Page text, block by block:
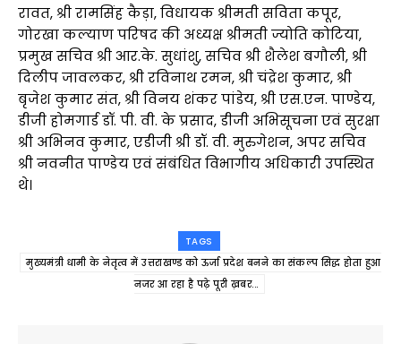
रावत, श्री रामसिंह कैड़ा, विधायक श्रीमती सविता कपूर,
गोरखा कल्याण परिषद की अध्यक्ष श्रीमती ज्योति कोटिया,
प्रमुख सचिव श्री आर.के. सुधांशु, सचिव श्री शैलेश बगौली, श्री
दिलीप जावलकर, श्री रविनाथ रमन, श्री चंद्रेश कुमार, श्री
बृजेश कुमार संत, श्री विनय शंकर पांडेय, श्री एस.एन. पाण्डेय,
डीजी होमगार्ड डॉ. पी. वी. के प्रसाद, डीजी अभिसूचना एवं सुरक्षा
श्री अभिनव कुमार, एडीजी श्री डॉ. वी. मुरुगेशन, अपर सचिव
श्री नवनीत पाण्डेय एवं संबंधित विभागीय अधिकारी उपस्थित
थे।
TAGS
मुख्यमंत्री धामी के नेतृत्व में उत्तराखण्ड को ऊर्जा प्रदेश बनने का संकल्प सिद्ध होता हुआ
नजर आ रहा है पढ़े पूरी ख़बर...